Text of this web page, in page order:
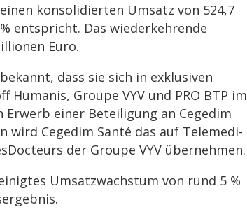
konso­li­dier­ten Umsatz von 524,7
entspricht. Das wieder­keh­rende
Euro.
dass sie sich in exklu­si­ven
Groupe VYV und PRO BTP im
einer Betei­li­gung an Cegedim
wird Cegedim Santé das auf Tele­me­di­
der Groupe VYV übernehmen.
Umsatz­wachs­tum von rund 5 %